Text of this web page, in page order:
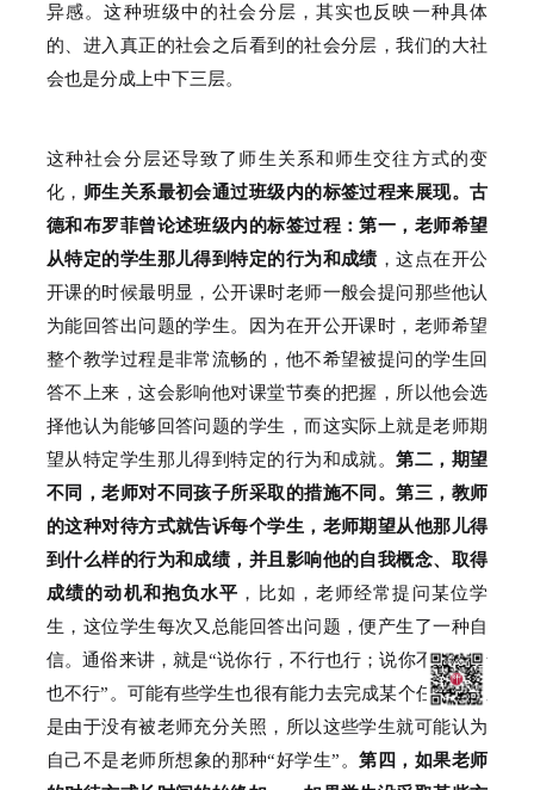
异感。这种班级中的社会分层，其实也反映一种具体
的、进入真正的社会之后看到的社会分层，我们的大社
会也是分成上中下三层。
这种社会分层还导致了师生关系和师生交往方式的变
化， 师生关系最初会通过班级内的标签过程来展现。古
德和布罗菲曾论述班级内的标签过程：第一，老师希望
从特定的学生那儿得到特定的行为和成绩，这点在开公
开课的时候最明显，公开课时老师一般会提问那些他认
为能回答出问题的学生。
因为在开公开课时，老师希望
整个教学过程是非常流畅的，他不希望被提问的学生回
答不上来，这会影响他对课堂节奏的把握，所以他会选
择他认为能够回答问题的学生，而这实际上就是老师期
望从特定学生那儿得到特定的行为和成就。第二，期望
不同，老师对不同孩子所采取的措施不同。第三，教师
的这种对待方式就告诉每个学生，老师期望从他那儿得
到什么样的行为和成绩，并且影响他的自我概念、取得
成绩的动机和抱负水平 ，比如，老师经常提问某位学
生，这位学生每次又总能回答出问题，便产生了一种自
信。通俗来讲，就是“说你行，不行也行；说你不行，行
也不行”。 可能有些学生也很有能力去完成某个任务，但
是由于没有被老师充分关照，所以这些学生就可能认为
自己不是老师所想象的那种“好学生”。第四，如果老师